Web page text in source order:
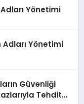
Adları Yönetimi
Adları Yönetimi
Güvenliği
Tehdit